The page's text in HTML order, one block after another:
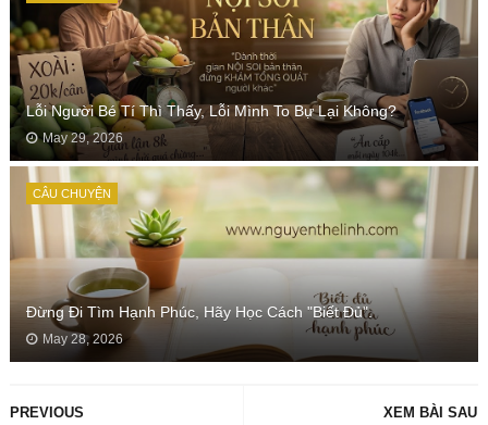
Lỗi Người Bé Tí Thì Thấy, Lỗi Mình To Bự Lại Không?
May 29, 2026
CÂU CHUYỆN
Đừng Đi Tìm Hạnh Phúc, Hãy Học Cách "Biết Đủ".
May 28, 2026
XEM BÀI SAU
PREVIOUS